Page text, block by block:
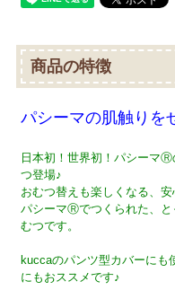
商品の特徴
パシーマの肌触りを
日本初！世界初！パシーマ
つ登場♪
おむつ替えも楽しくなる、安
パシーマⓇでつくられた、と
むつです。
kuccaのパンツ型カバーにも
にもおススメです♪